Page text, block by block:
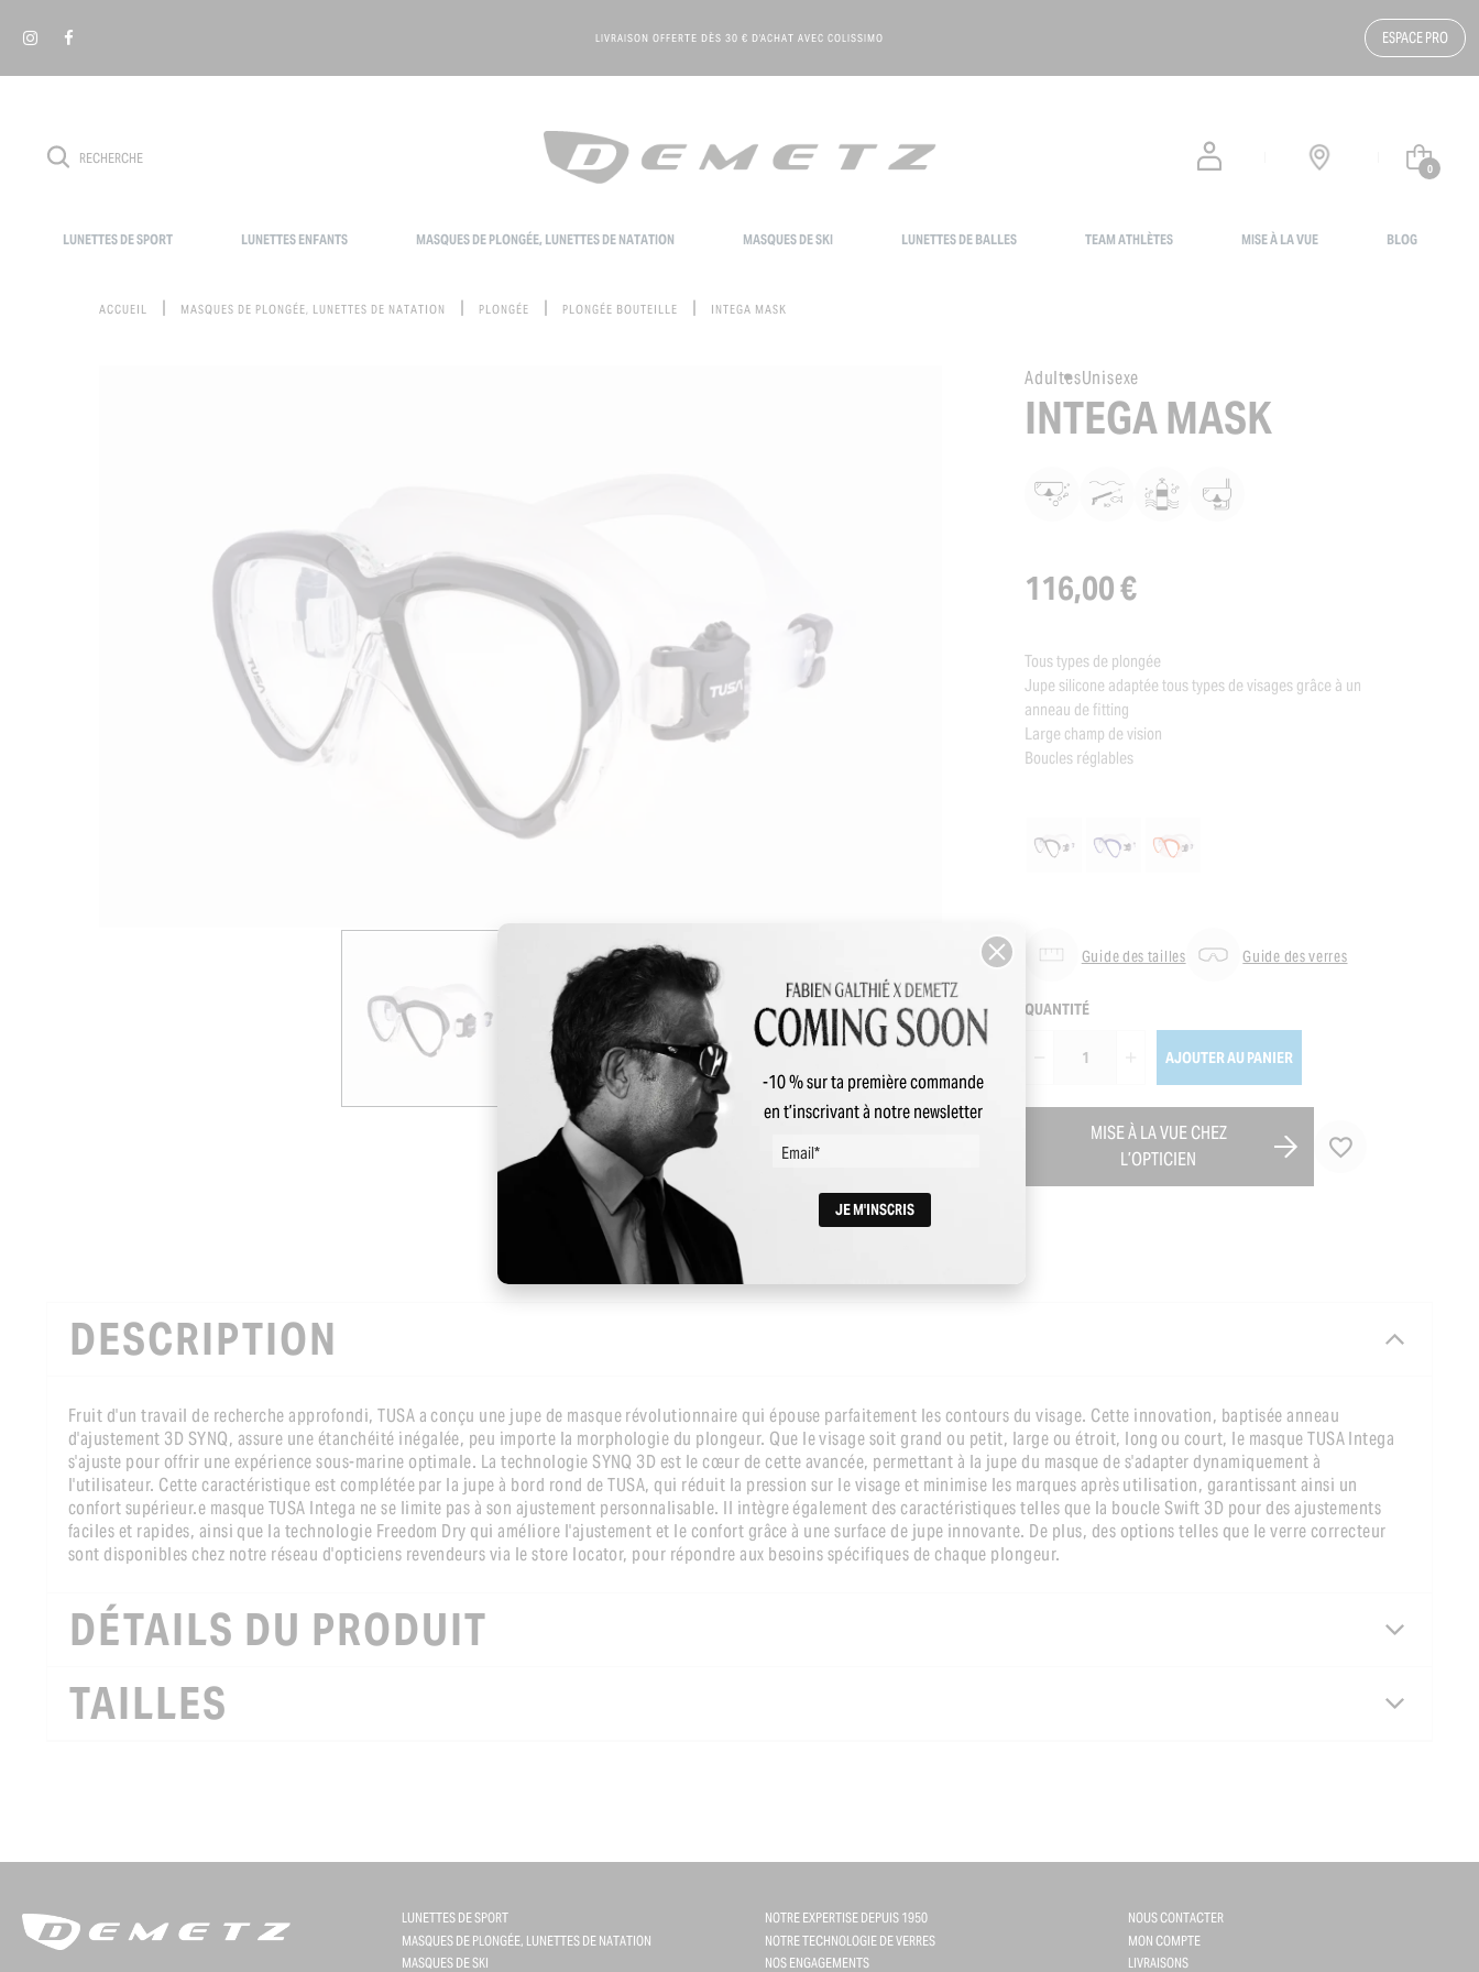
LIVRAISON OFFERTE DÈS 30 € D'ACHAT AVEC COLISSIMO ESPACE PRO
0
LUNETTES DE SPORT LUNETTES ENFANTS MASQUES DE PLONGÉE, LUNETTES DE NATATION MASQUES DE SKI LUNETTES DE BALLES TEAM ATHLÈTES MISE À LA VUE BLOG
ACCUEIL MASQUES DE PLONGÉE, LUNETTES DE NATATION PLONGÉE PLONGÉE BOUTEILLE INTEGA MASK
AdultesUnisexe
INTEGA MASK
116,00 €
Tous types de plongée
Jupe silicone adaptée tous types de visages grâce à un
anneau de fitting
Large champ de vision
Boucles réglables
Guide des tailles Guide des verres
QUANTITÉ
AJOUTER AU PANIER
MISE À LA VUE CHEZ
L’OPTICIEN
DESCRIPTION
Fruit d'un travail de recherche approfondi, TUSA a conçu une jupe de masque révolutionnaire qui épouse parfaitement les contours du visage. Cette innovation, baptisée anneau
d'ajustement 3D SYNQ, assure une étanchéité inégalée, peu importe la morphologie du plongeur. Que le visage soit grand ou petit, large ou étroit, long ou court, le masque TUSA Intega
s'ajuste pour offrir une expérience sous-marine optimale. La technologie SYNQ 3D est le cœur de cette avancée, permettant à la jupe du masque de s'adapter dynamiquement à
l'utilisateur. Cette caractéristique est complétée par la jupe à bord rond de TUSA, qui réduit la pression sur le visage et minimise les marques après utilisation, garantissant ainsi un
confort supérieur.e masque TUSA Intega ne se limite pas à son ajustement personnalisable. Il intègre également des caractéristiques telles que la boucle Swift 3D pour des ajustements
faciles et rapides, ainsi que la technologie Freedom Dry qui améliore l'ajustement et le confort grâce à une surface de jupe innovante. De plus, des options telles que le verre correcteur
sont disponibles chez notre réseau d'opticiens revendeurs via le store locator, pour répondre aux besoins spécifiques de chaque plongeur.
DÉTAILS DU PRODUIT
TAILLES
LUNETTES DE SPORT
MASQUES DE PLONGÉE, LUNETTES DE NATATION
MASQUES DE SKI
NOTRE EXPERTISE DEPUIS 1950
NOTRE TECHNOLOGIE DE VERRES
NOS ENGAGEMENTS
NOUS CONTACTER
MON COMPTE
LIVRAISONS
-10 % sur ta première commande
en t’inscrivant à notre newsletter